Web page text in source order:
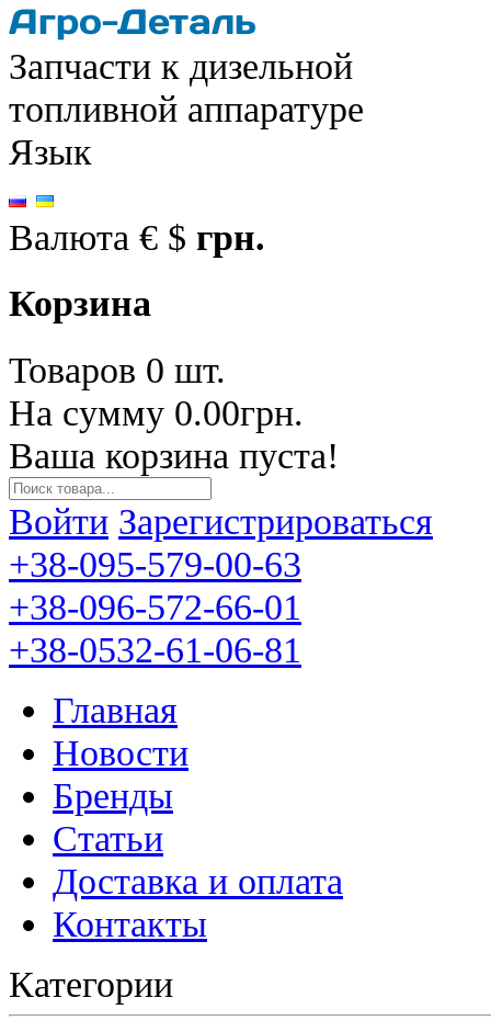
Запчасти к дизельной
топливной аппаратуре
Язык
Валюта € $ грн.
Корзина
Товаров 0 шт.
На сумму 0.00грн.
Ваша корзина пуста!
Войти Зарегистрироваться
+38-095-579-00-63
+38-096-572-66-01
+38-0532-61-06-81
Главная
Новости
Бренды
Статьи
Доставка и оплата
Контакты
Категории